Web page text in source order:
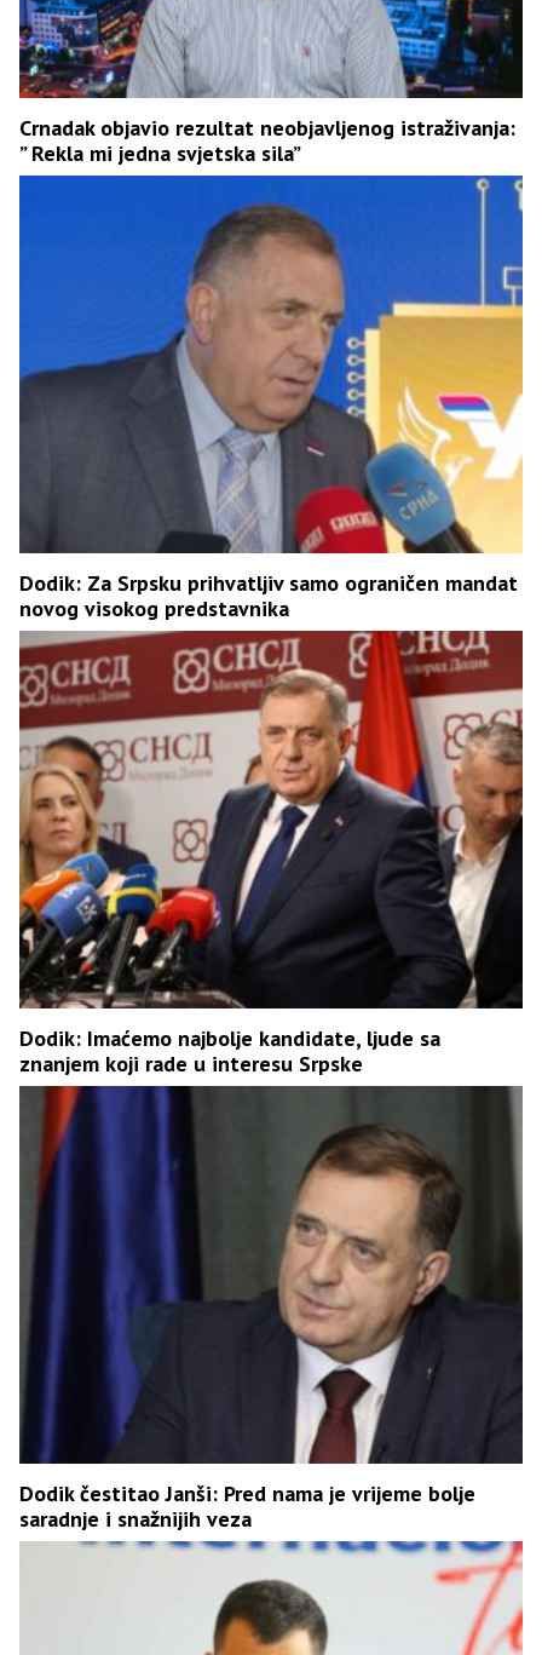
Crnadak objavio rezultat neobjavljenog istraživanja:
” Rekla mi jedna svjetska sila”
Dodik: Za Srpsku prihvatljiv samo ograničen mandat
novog visokog predstavnika
Dodik: Imaćemo najbolje kandidate, ljude sa
znanjem koji rade u interesu Srpske
Dodik čestitao Janši: Pred nama je vrijeme bolje
saradnje i snažnijih veza